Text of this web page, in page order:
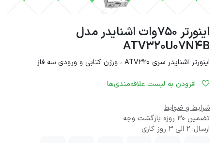
اینورتر 750وات اشنایدر مدل
ATV320U07N4B
اینورتر اشنایدر سری ATV320 ، ورژن کتابی و ورودی سه فاز
شرایط و ضوابط
تضمین 30 روزه بازگشت وجه
ارسال: 2 الی 3 روز کاری